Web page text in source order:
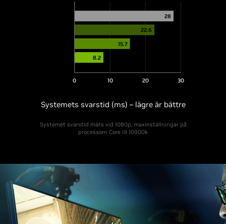
0 10 20 30
28
22.6
15.7
8.2
Systemets svarstid (ms) – lägre är bättre
Systemet svarstid mäts vid 1080p, maxinställningar på
processorn Core i9 10900k